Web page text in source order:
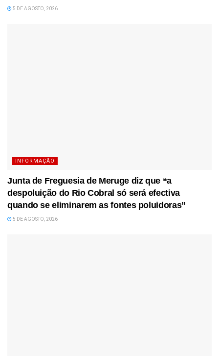
5 DE AGOSTO, 2026
INFORMAÇÃO
Junta de Freguesia de Meruge diz que “a
despoluição do Rio Cobral só será efectiva
quando se eliminarem as fontes poluidoras”
5 DE AGOSTO, 2026